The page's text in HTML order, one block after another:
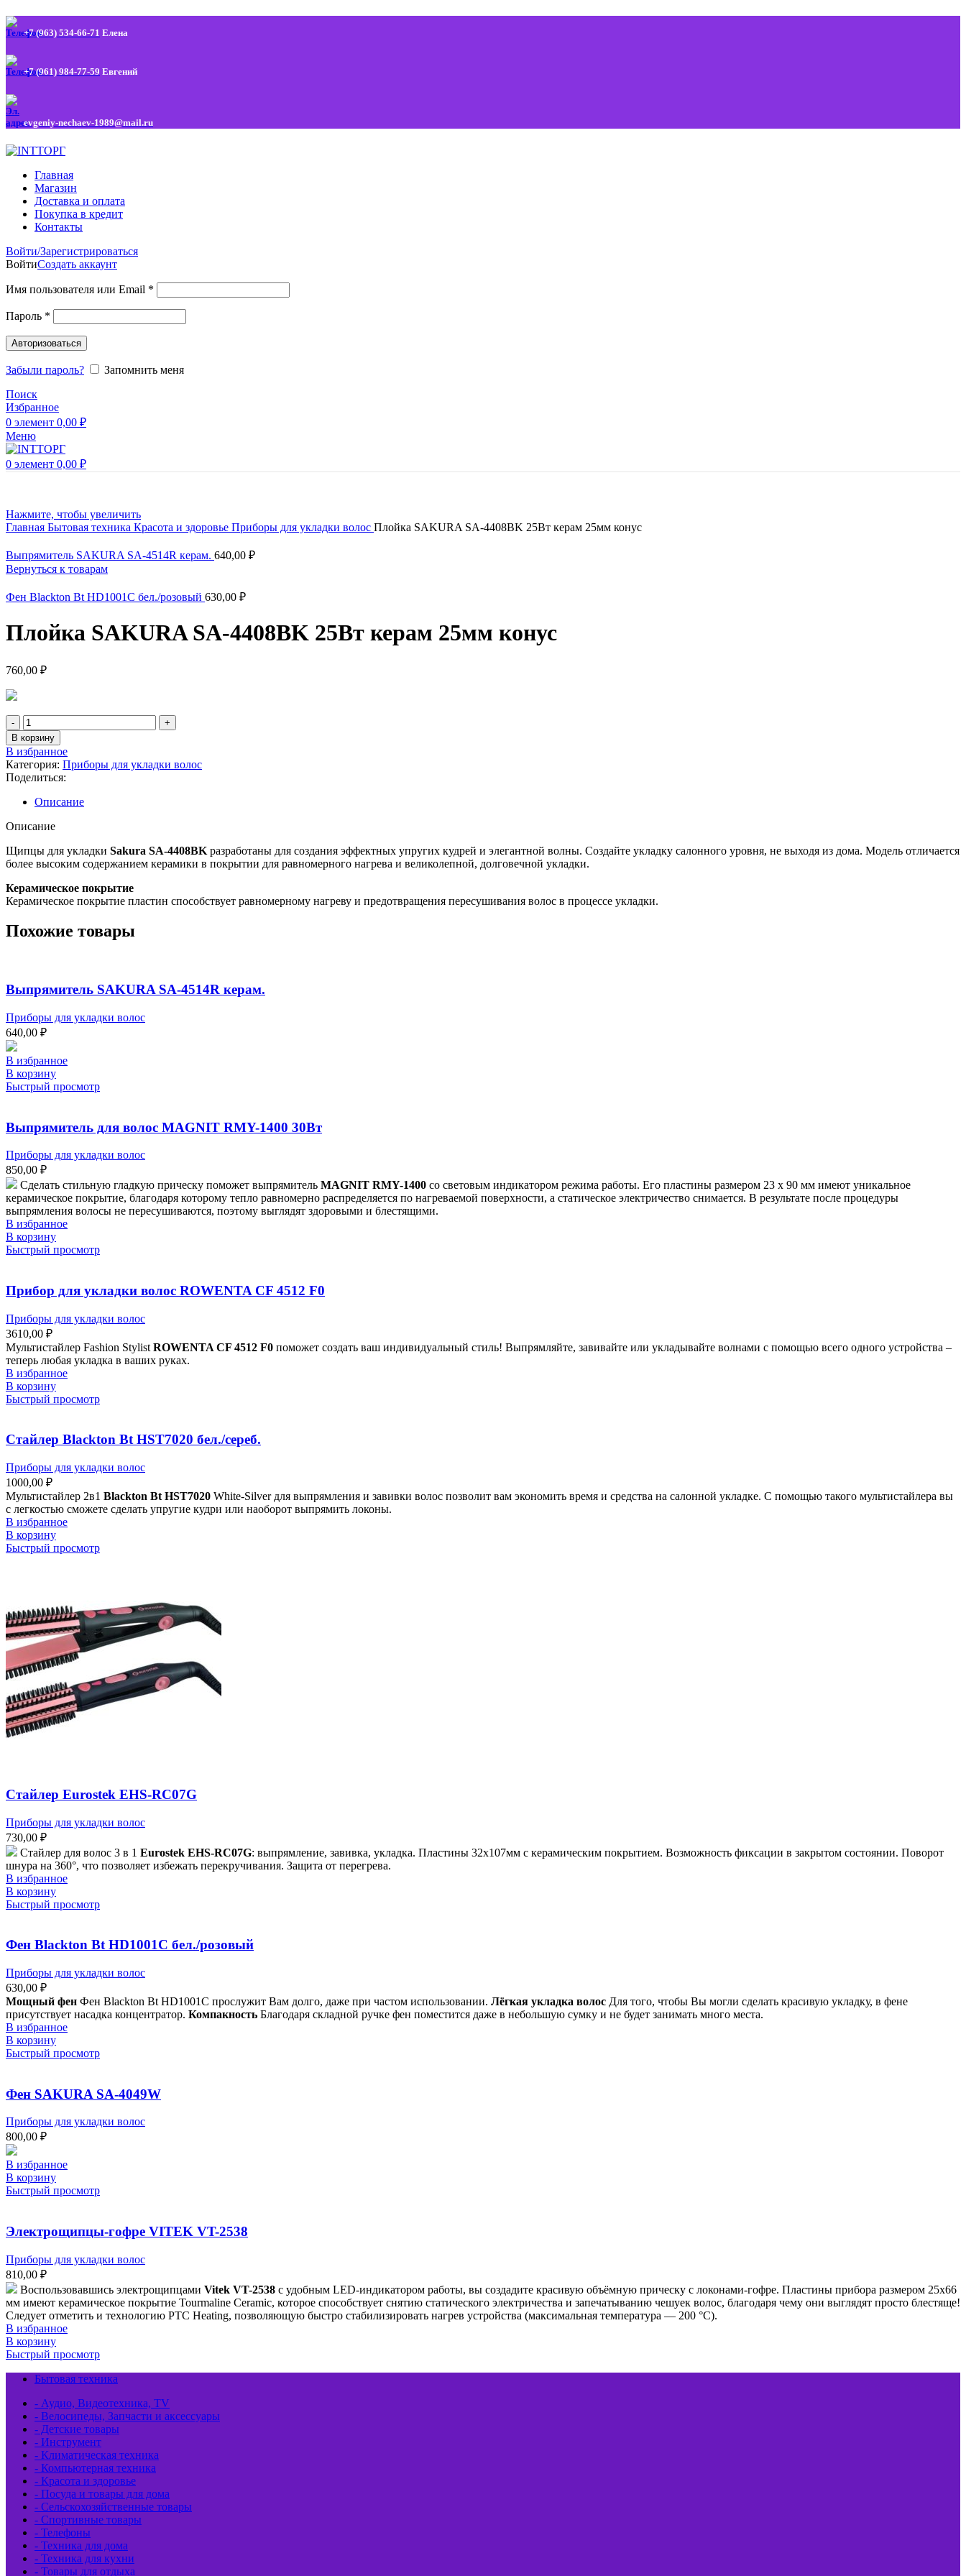
+7 (963) 534-66-71 Елена
+7 (961) 984-77-59 Евгений
evgeniy-nechaev-1989@mail.ru
Главная
Магазин
Доставка и оплата
Покупка в кредит
Контакты
Войти/Зарегистрироваться
ВойтиСоздать аккаунт
Имя пользователя или Email *
Пароль *
Авторизоваться
Забыли пароль?
Запомнить меня
Поиск
Избранное
0 элемент 0,00 ₽
Меню
0 элемент 0,00 ₽
Нажмите, чтобы увеличить
Главная Бытовая техника Красота и здоровье Приборы для укладки волос Плойка SAKURA SA-4408BK 25Вт керам 25мм конус
Выпрямитель SAKURA SA-4514R керам. 640,00 ₽
Вернуться к товарам
Фен Blackton Bt HD1001C бел./розовый 630,00 ₽
Плойка SAKURA SA-4408BK 25Вт керам 25мм конус
760,00 ₽
Количество
товара
Плойка
SAKURA
SA-
4408BK
25Вт
керам
25мм
В корзину
В избранное
Категория: Приборы для укладки волос
Поделиться:
Описание
Описание
Щипцы для укладки Sakura SA-4408BK разработаны для создания эффектных упругих кудрей и элегантной волны. Создайте укладку салонного уровня, не выходя из дома. Модель отличается
более высоким содержанием керамики в покрытии для равномерного нагрева и великолепной, долговечной укладки.
Керамическое покрытие
Керамическое покрытие пластин способствует равномерному нагреву и предотвращения пересушивания волос в процессе укладки.
Похожие товары
Выпрямитель SAKURA SA-4514R керам.
Приборы для укладки волос
640,00 ₽
В избранное
В корзину
Быстрый просмотр
Выпрямитель для волос MAGNIT RMY-1400 30Вт
Приборы для укладки волос
850,00 ₽
Сделать стильную гладкую прическу поможет выпрямитель MAGNIT RMY-1400 со световым индикатором режима работы. Его пластины размером 23 х 90 мм имеют уникальное
керамическое покрытие, благодаря которому тепло равномерно распределяется по нагреваемой поверхности, а статическое электричество снимается. В результате после процедуры
выпрямления волосы не пересушиваются, поэтому выглядят здоровыми и блестящими.
В избранное
В корзину
Быстрый просмотр
Прибор для укладки волос ROWENTA CF 4512 F0
Приборы для укладки волос
3610,00 ₽
Мультистайлер Fashion Stylist ROWENTA CF 4512 F0 поможет создать ваш индивидуальный стиль! Выпрямляйте, завивайте или укладывайте волнами с помощью всего одного устройства –
теперь любая укладка в ваших руках.
В избранное
В корзину
Быстрый просмотр
Стайлер Blackton Bt HST7020 бел./сереб.
Приборы для укладки волос
1000,00 ₽
Мультистайлер 2в1 Blackton Bt HST7020 White-Silver для выпрямления и завивки волос позволит вам экономить время и средства на салонной укладке. С помощью такого мультистайлера вы
с легкостью сможете сделать упругие кудри или наоборот выпрямить локоны.
В избранное
В корзину
Быстрый просмотр
Стайлер Eurostek EHS-RC07G
Приборы для укладки волос
730,00 ₽
Стайлер для волос 3 в 1 Eurostek EHS-RC07G: выпрямление, завивка, укладка. Пластины 32x107мм с керамическим покрытием. Возможность фиксации в закрытом состоянии. Поворот
шнура на 360°, что позволяет избежать перекручивания. Защита от перегрева.
В избранное
В корзину
Быстрый просмотр
Фен Blackton Bt HD1001C бел./розовый
Приборы для укладки волос
630,00 ₽
Мощный фен Фен Blackton Bt HD1001C прослужит Вам долго, даже при частом использовании. Лёгкая укладка волос Для того, чтобы Вы могли сделать красивую укладку, в фене
присутствует насадка концентратор. Компакность Благодаря складной ручке фен поместится даже в небольшую сумку и не будет занимать много места.
В избранное
В корзину
Быстрый просмотр
Фен SAKURA SA-4049W
Приборы для укладки волос
800,00 ₽
В избранное
В корзину
Быстрый просмотр
Электрощипцы-гофре VITEK VT-2538
Приборы для укладки волос
810,00 ₽
Воспользовавшись электрощипцами Vitek VT-2538 с удобным LED-индикатором работы, вы создадите красивую объёмную прическу с локонами-гофре. Пластины прибора размером 25х66
мм имеют керамическое покрытие Tourmaline Ceramic, которое способствует снятию статического электричества и запечатыванию чешуек волос, благодаря чему они выглядят просто блестяще!
Следует отметить и технологию PTC Heating, позволяющую быстро стабилизировать нагрев устройства (максимальная температура — 200 °С).
В избранное
В корзину
Быстрый просмотр
Бытовая техника
- Аудио, Видеотехника, TV
- Велосипеды, Запчасти и аксессуары
- Детские товары
- Инструмент
- Климатическая техника
- Компьютерная техника
- Красота и здоровье
- Посуда и товары для дома
- Сельскохозяйственные товары
- Спортивные товары
- Телефоны
- Техника для дома
- Техника для кухни
- Товары для отдыха